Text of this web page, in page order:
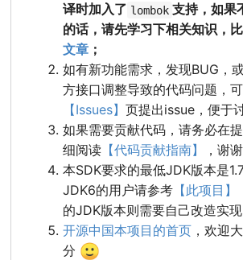
译时加入了 lombok 支持，如果
的话，请先学习下相关知识，
文章 ；
如有新功能需求，发现BUG，
方接口调整导致的代码问题，
【Issues】 页提出issue，便于
如果需要贡献代码，请务必在
细阅读 【代码贡献指南】
，谢
本SDK要求的最低JDK版本是
JDK6的用户请参考 【此项目】
的JDK版本则需要自己改造实现
开源中国本项目的首页 ，欢迎
分 🙂